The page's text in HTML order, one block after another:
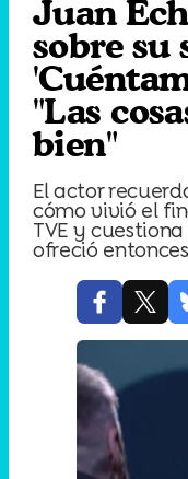
Juan
sobre su
"Las
bien"
El actor
cómo vivió el
TVE y
ofreció